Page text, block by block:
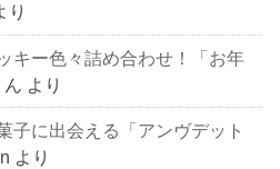
り
キー色々詰め合わせ！「お年
ん より
子に出会える「アンヴデット
より